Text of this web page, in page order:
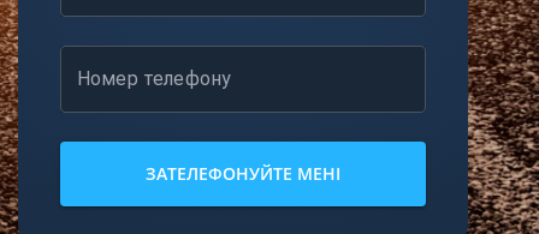
Номер телефону
ЗАТЕЛЕФОНУЙТЕ МЕНІ